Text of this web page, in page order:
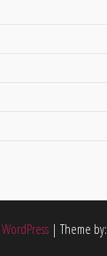
WordPress | Theme by: